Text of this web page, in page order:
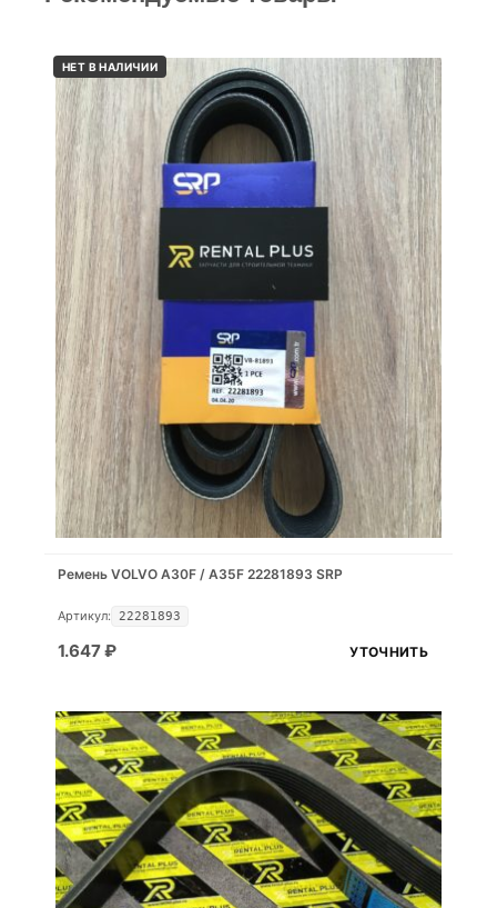
НЕТ В НАЛИЧИИ
Ремень VOLVO A30F / A35F 22281893 SRP
Артикул: 22281893
1.647₽ УТОЧНИТЬ